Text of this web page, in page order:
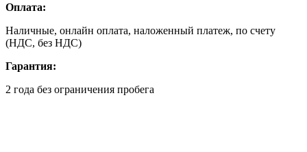
Оплата:
Наличные, онлайн оплата, наложенный платеж, по счету
(НДС, без НДС)
Гарантия:
2 года без ограничения пробега